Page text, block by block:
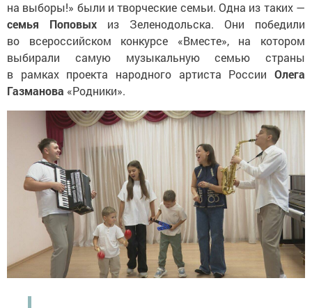
на выборы!» были и творческие семьи. Одна из таких —
семья Поповых из Зеленодольска. Они победили
во всероссийском конкурсе «Вместе», на котором
выбирали самую музыкальную семью страны
в рамках проекта народного артиста России Олега
Газманова «Родники».